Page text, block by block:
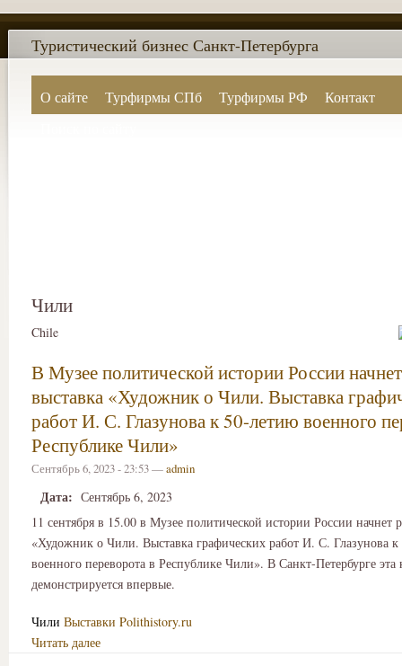
О сайте Турфирмы СПб Турфирмы РФ
Контакт
Туристический бизнес Санкт-Петербурга
Чили
Chile
В Музее политической истории России
выставка «Художник о Чили. Выставка
работ И. С. Глазунова к 50-летию военного
Республике Чили»
Сентябрь 6, 2023 - 23:53 —admin
Дата: Сентябрь 6, 2023
11 сентября в 15.00 в Музее политической истории России начнет
«Художник о Чили. Выставка графических работ И. С. Глазунова
военного переворота в Республике Чили». В Санкт-Петербурге эта
демонстрируется впервые.
Чили Выставки Polithistory.ru
Читать далее